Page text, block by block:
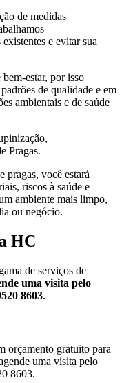
de medidas
e evitar sua
estar, por isso
de qualidade e em
ambientais e de saúde
Pragas.
pragas, você estará
riscos à saúde e
ambiente mais limpo,
ou negócio.
HC
de serviços de
uma visita pelo
8603.
orçamento gratuito para
uma visita pelo
8603.